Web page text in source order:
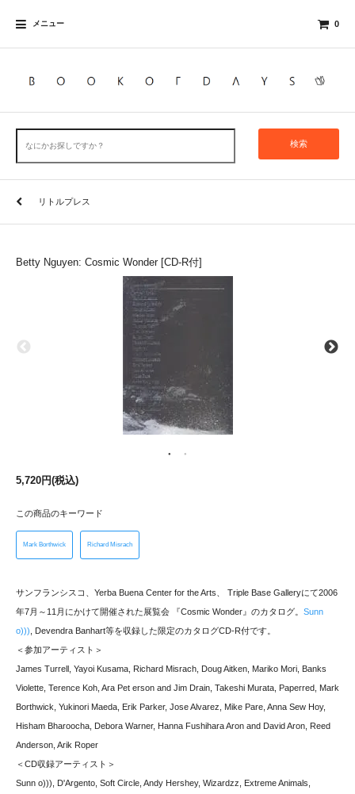
メニュー 0
検索
リトルプレス
Betty Nguyen: Cosmic Wonder [CD-R付]
5,720円(税込)
この商品のキーワード
Mark Borthwick Richard Misrach
サンフランシスコ、Yerba Buena Center for the Arts、 Triple Base Galleryにて2006
年7月～11月にかけて開催された展覧会 『Cosmic Wonder』のカタログ。 Sunn
o))) , Devendra Banhart等を収録した限定のカタログCD-R付です。
＜参加アーティスト＞
James Turrell, Yayoi Kusama, Richard Misrach, Doug Aitken, Mariko Mori, Banks
Violette, Terence Koh, Ara Pet erson and Jim Drain, Takeshi Murata, Paperred, Mark
Borthwick, Yukinori Maeda, Erik Parker, Jose Alvarez, Mike Pare, Anna Sew Hoy,
Hisham Bharoocha, Debora Warner, Hanna Fushihara Aron and David Aron, Reed
Anderson, Arik Roper
＜CD収録アーティスト＞
Sunn o))), D'Argento, Soft Circle, Andy Hershey, Wizardzz, Extreme Animals,